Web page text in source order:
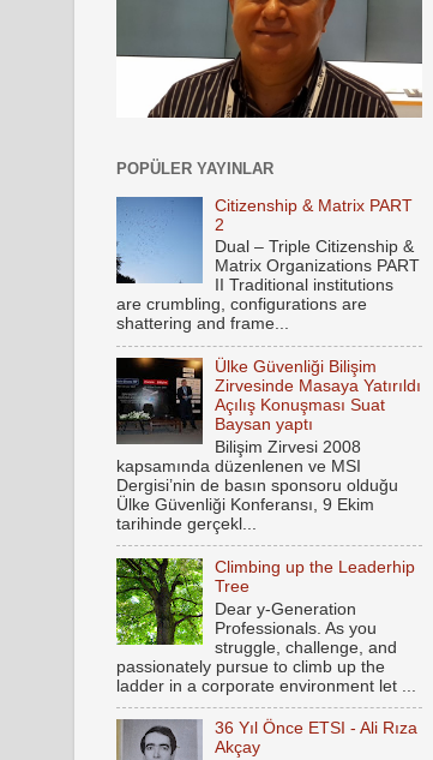
POPÜLER YAYINLAR
Citizenship & Matrix PART
2
Dual – Triple Citizenship &
Matrix Organizations PART
II Traditional institutions
are crumbling, configurations are
shattering and frame...
Ülke Güvenliği Bilişim
Zirvesinde Masaya Yatırıldı
Açılış Konuşması Suat
Baysan yaptı
Bilişim Zirvesi 2008
kapsamında düzenlenen ve MSI
Dergisi’nin de basın sponsoru olduğu
Ülke Güvenliği Konferansı, 9 Ekim
tarihinde gerçekl...
Climbing up the Leaderhip
Tree
Dear y-Generation
Professionals. As you
struggle, challenge, and
passionately pursue to climb up the
ladder in a corporate environment let ...
36 Yıl Önce ETSI - Ali Rıza
Akçay